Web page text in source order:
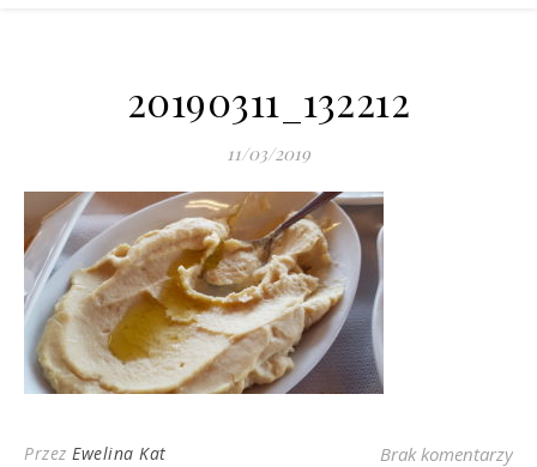
20190311_132212
11/03/2019
Przez Ewelina Kat Brak komentarzy